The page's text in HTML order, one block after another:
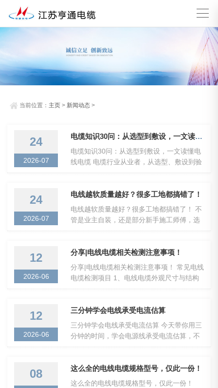
当前位置： 主页 > 新闻动态 >
24
2026-07
电缆知识30问：从选型到敷设，一文读懂电线电缆
电缆知识30问：从选型到敷设，一文读懂电
线电缆 电缆行业从业者，从选型、敷设到验
收，每一个环节都有门道。以下30个核心问
防火措施等...
24
2026-07
电线越软质量越好？很多工地都搞错了！
电线越软质量越好？很多工地都搞错了！ 不
管是业主自装，还是部分新手施工师傅，选
电线的时候，总喜欢上手掰一掰、揉一揉。
偏硬，就觉...
12
2026-06
分享|电线电缆相关检测注意事项！
分享|电线电缆相关检测注意事项！ 常见电线
电缆检测项目 1、电线电缆外观尺寸与结构
检查 主要包括：外观检查、尺寸检查、结构
括：直流...
12
2026-06
三分钟学会电线承受电流估算
三分钟学会电线承受电流估算 今天带你用三
分钟的时间，学会电源线承受电流估算，不
浪费时间，直接开始吧。 工作温度30℃，长
――14A 2.5平方...
08 这么全的电线电缆规格型号，仅此一份！
这么全的电线电缆规格型号，仅此一份！